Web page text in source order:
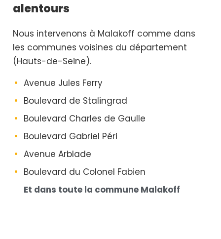
alentours
Nous intervenons à Malakoff comme dans
les communes voisines du département
(Hauts-de-Seine).
Avenue Jules Ferry
Boulevard de Stalingrad
Boulevard Charles de Gaulle
Boulevard Gabriel Péri
Avenue Arblade
Boulevard du Colonel Fabien
Et dans toute la commune Malakoff